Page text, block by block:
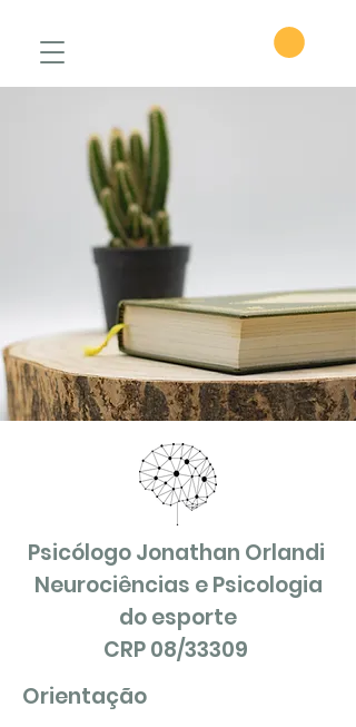
Psicólogo Jonathan Orlandi
Neurociências e Psicologia
do esporte
CRP 08/33309
Orientação